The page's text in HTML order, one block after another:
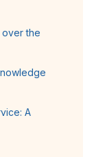
over the
A